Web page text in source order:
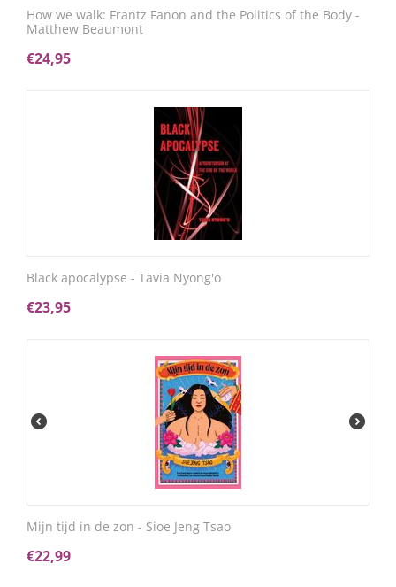
How we walk: Frantz Fanon and the Politics of the Body -
Matthew Beaumont
€24,95
Black apocalypse - Tavia Nyong'o
€23,95
Mijn tijd in de zon - Sioe Jeng Tsao
€22,99